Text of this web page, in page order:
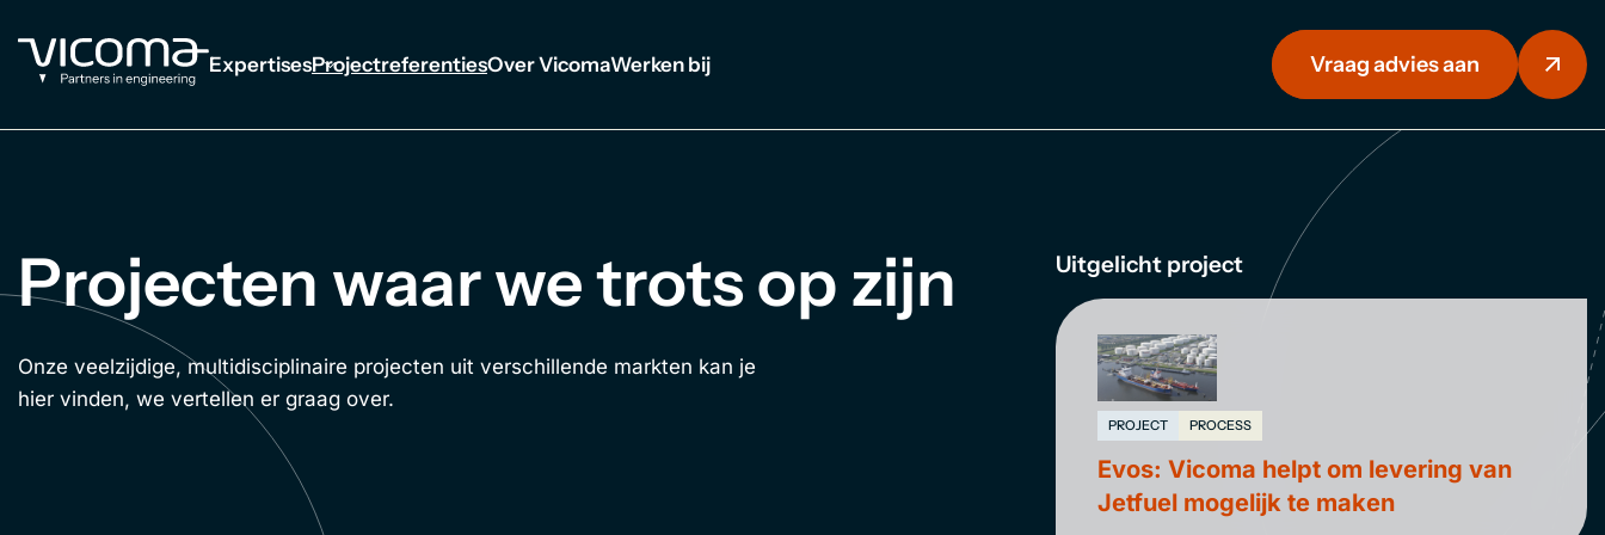
ExpertisesProjectreferentiesOver VicomaWerken bij Vraag advies aan
Projecten waar we trots op zijn
Onze veelzijdige, multidisciplinaire projecten uit verschillende markten kan je
hier vinden, we vertellen er graag over.
Uitgelicht project
PROJECT PROCESS
Evos: Vicoma helpt om levering van
Jetfuel mogelijk te maken